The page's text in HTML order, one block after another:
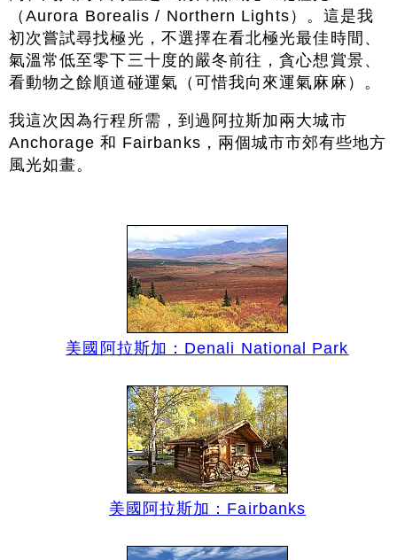
（Aurora Borealis / Northern Lights）。這是我
初次嘗試尋找極光，不選擇在看北極光最佳時間、
氣溫常低至零下三十度的嚴冬前往，貪心想賞景、
看動物之餘順道碰運氣（可惜我向來運氣麻麻）。
我這次因為行程所需，到過阿拉斯加兩大城市
Anchorage 和 Fairbanks，兩個城市市郊有些地方
風光如畫。
美國阿拉斯加：Denali National Park
美國阿拉斯加：Fairbanks